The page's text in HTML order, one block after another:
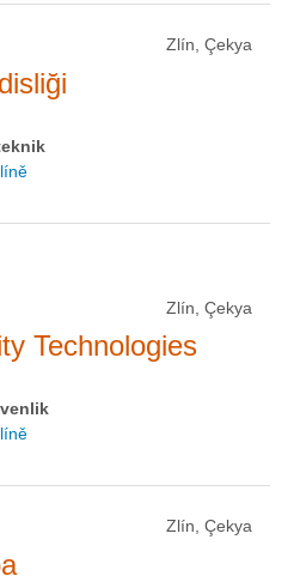
Zlín, Çekya
Zlín, Çekya
Technologies
Zlín, Çekya